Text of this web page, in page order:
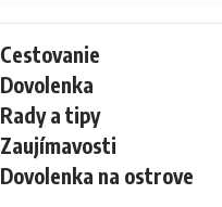
Cestovanie
Dovolenka
Rady a tipy
Zaujímavosti
Dovolenka na ostrove